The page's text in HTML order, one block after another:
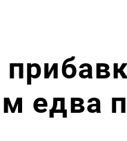
едва